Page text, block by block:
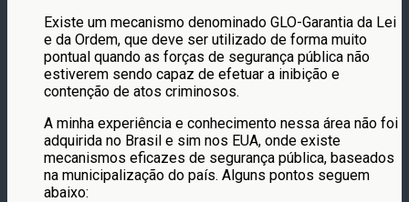
Existe um mecanismo denominado GLO-Garantia da Lei
e da Ordem, que deve ser utilizado de forma muito
pontual quando as forças de segurança pública não
estiverem sendo capaz de efetuar a inibição e
contenção de atos criminosos.
A minha experiência e conhecimento nessa área não foi
adquirida no Brasil e sim nos EUA, onde existe
mecanismos eficazes de segurança pública, baseados
na municipalização do país. Alguns pontos seguem
abaixo: